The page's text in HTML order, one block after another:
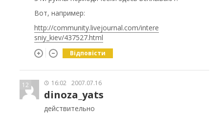
Вот, например:
http://community.livejournal.com/intere
sniy_kiev/437527.html
Відповісти
12 16:02 2007.07.16
dinoza_yats
действительно